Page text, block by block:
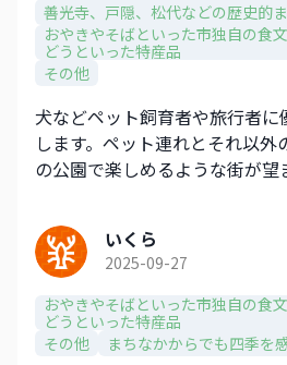
善光寺、戸隠、松代などの歴史的
おやきやそばといった市独自の食
どうといった特産品​
その他
犬などペット飼育者や旅行者
します。ペット連れとそれ以外
の公園で楽しめるような街が望
いくら
2025-09-27
おやきやそばといった市独自の食
どうといった特産品​
その他
まちなかからでも四季を